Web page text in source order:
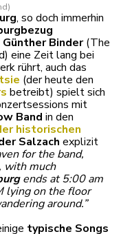
, so doch immerhin
Günther Binder(The
eine Zeit lang bei
rührt, auch das
(der heute den
betreibt) spielt sich
mit
Band in den
historischen
Salzach explizit
for the band,
with much
ends at 5:00 am
lying on the floor
around.”
typische Songs